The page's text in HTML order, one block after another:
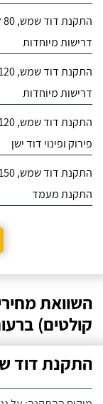
דרישות מיוחדות
דרישות מיוחדות
פירוק ופינוי דוד ישן
התקנת מעמד
השוואת
קולטים)
התקנת דוד שמש